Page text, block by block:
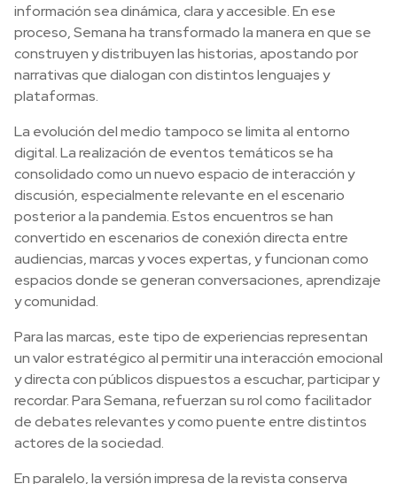
información sea dinámica, clara y accesible. En ese
proceso, Semana ha transformado la manera en que se
construyen y distribuyen las historias, apostando por
narrativas que dialogan con distintos lenguajes y
plataformas.
La evolución del medio tampoco se limita al entorno
digital. La realización de eventos temáticos se ha
consolidado como un nuevo espacio de interacción y
discusión, especialmente relevante en el escenario
posterior a la pandemia. Estos encuentros se han
convertido en escenarios de conexión directa entre
audiencias, marcas y voces expertas, y funcionan como
espacios donde se generan conversaciones, aprendizaje
y comunidad.
Para las marcas, este tipo de experiencias representan
un valor estratégico al permitir una interacción emocional
y directa con públicos dispuestos a escuchar, participar y
recordar. Para Semana, refuerzan su rol como facilitador
de debates relevantes y como puente entre distintos
actores de la sociedad.
En paralelo, la versión impresa de la revista conserva